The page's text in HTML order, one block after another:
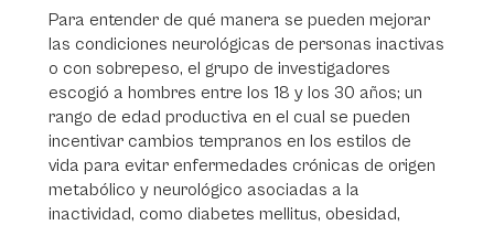
Para entender de qué manera se pueden mejorar
las condiciones neurológicas de personas inactivas
o con sobrepeso, el grupo de investigadores
escogió a hombres entre los 18 y los 30 años; un
rango de edad productiva en el cual se pueden
incentivar cambios tempranos en los estilos de
vida para evitar enfermedades crónicas de origen
metabólico y neurológico asociadas a la
inactividad, como diabetes mellitus, obesidad,